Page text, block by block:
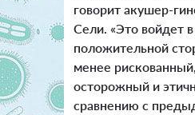
говорит акушер-
Сели. «Это войдет
положительной
менее
осторожный и
сравнению с